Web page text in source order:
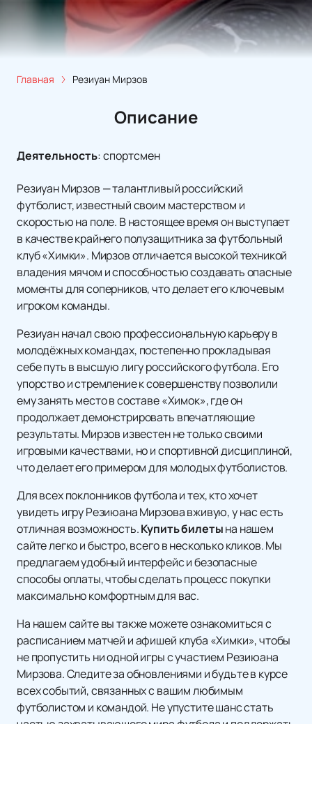
Главная Резиуан Мирзов
Описание
Деятельность:спортсмен
Резиуан Мирзов — талантливый российский
футболист, известный своим мастерством и
скоростью на поле. В настоящее время он выступает
в качестве крайнего полузащитника за футбольный
клуб «Химки». Мирзов отличается высокой техникой
владения мячом и способностью создавать опасные
моменты для соперников, что делает его ключевым
игроком команды.
Резиуан начал свою профессиональную карьеру в
молодёжных командах, постепенно прокладывая
себе путь в высшую лигу российского футбола. Его
упорство и стремление к совершенству позволили
ему занять место в составе «Химок», где он
продолжает демонстрировать впечатляющие
результаты. Мирзов известен не только своими
игровыми качествами, но и спортивной дисциплиной,
что делает его примером для молодых футболистов.
Для всех поклонников футбола и тех, кто хочет
увидеть игру Резиюана Мирзова вживую, у нас есть
отличная возможность.Купить билетына нашем
сайте легко и быстро, всего в несколько кликов. Мы
предлагаем удобный интерфейс и безопасные
способы оплаты, чтобы сделать процесс покупки
максимально комфортным для вас.
На нашем сайте вы также можете ознакомиться с
расписанием матчей и афишей клуба «Химки», чтобы
не пропустить ни одной игры с участием Резиюана
Мирзова. Следите за обновлениями и будьте в курсе
всех событий, связанных с вашим любимым
футболистом и командой. Не упустите шанс стать
частью захватывающего мира футбола и поддержать